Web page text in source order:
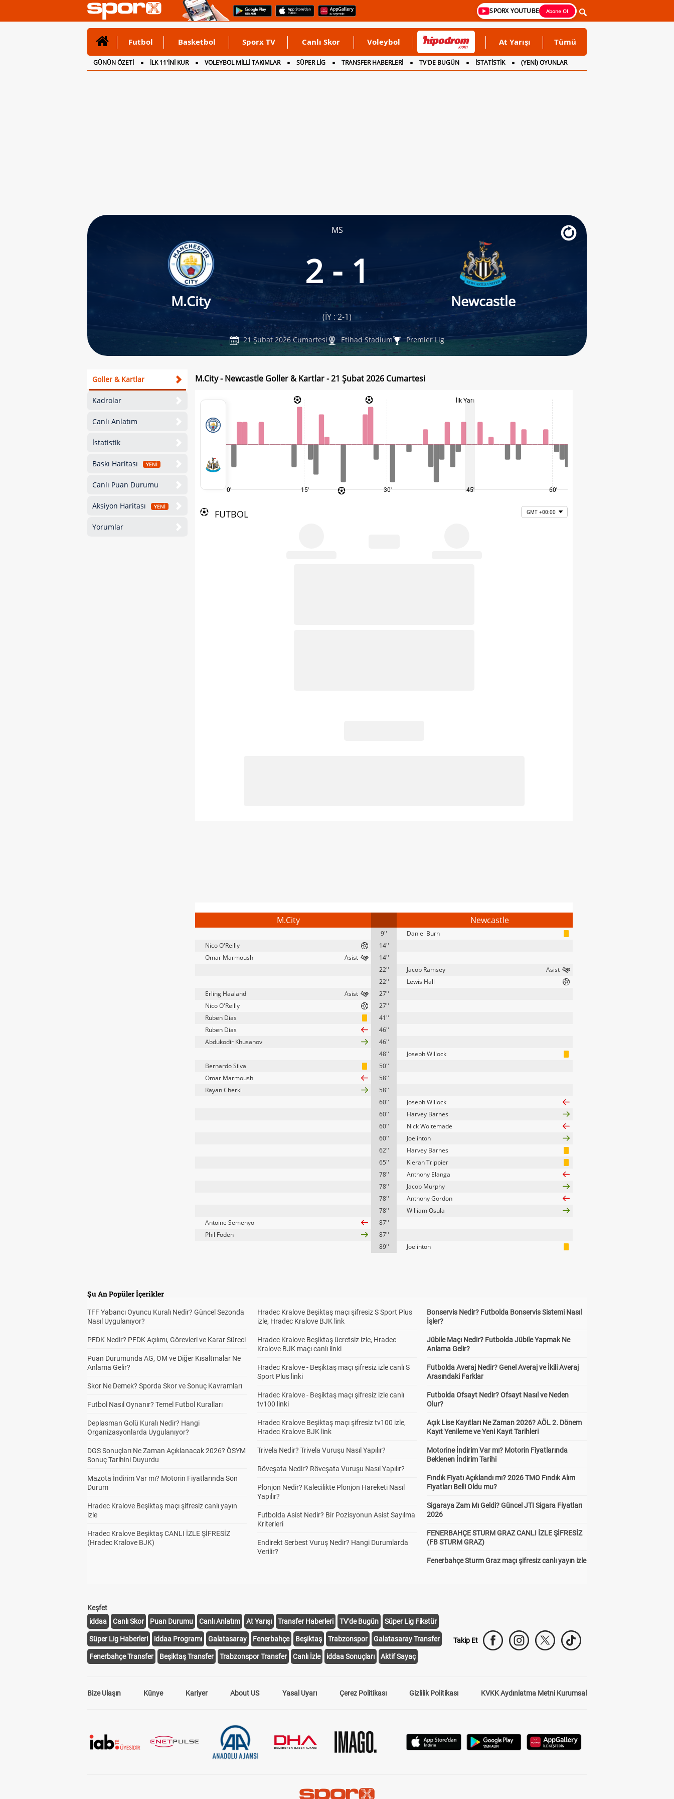
SPORX YOUTUBE Abone Ol
Futbol Basketbol Sporx TV Canlı Skor Voleybol At Yarışı Tümü
GÜNÜN ÖZETİ İLK 11'İNİ KUR VOLEYBOL MİLLİ TAKIMLAR SÜPER LİG TRANSFER HABERLERİ TV'DE BUGÜN İSTATİSTİK
(YENİ) OYUNLAR
CANLI ANLATIM
İNGİLTERE
MS
M.City
2 - 1
Newcastle
(İY : 2-1)
21 Şubat 2026 Cumartesi Etihad Stadium Premier Lig
Goller & Kartlar
Kadrolar
Canlı Anlatım
İstatistik
Baskı Haritası YENİ
Canlı Puan Durumu
Aksiyon Haritası YENİ
Yorumlar
M.City - Newcastle Goller & Kartlar - 21 Şubat 2026 Cumartesi
0' 15' 30'
İlk Yarı
45' 60'
FUTBOL GMT +00:00
M.City Newcastle
9''
Daniel Burn
Nico O'Reilly
14''
Omar Marmoush
14''
22''
Jacob Ramsey
22''
Lewis Hall
Erling Haaland
27''
Nico O'Reilly
27''
Ruben Dias
41''
Ruben Dias
46''
Abdukodir Khusanov
46''
48''
Joseph Willock
Bernardo Silva
50''
Omar Marmoush
58''
Rayan Cherki
58''
60''
Joseph Willock
60''
Harvey Barnes
60''
Nick Woltemade
60''
Joelinton
62''
Harvey Barnes
65''
Kieran Trippier
78''
Anthony Elanga
78''
Jacob Murphy
78''
Anthony Gordon
78''
William Osula
Antoine Semenyo
87''
Phil Foden
87''
89''
Joelinton
Şu An Popüler İçerikler
TFF Yabancı Oyuncu Kuralı Nedir? Güncel Sezonda
Nasıl Uygulanıyor?
PFDK Nedir? PFDK Açılımı, Görevleri ve Karar Süreci
Puan Durumunda AG, OM ve Diğer Kısaltmalar Ne
Anlama Gelir?
Skor Ne Demek? Sporda Skor ve Sonuç Kavramları
Futbol Nasıl Oynanır? Temel Futbol Kuralları
Deplasman Golü Kuralı Nedir? Hangi
Organizasyonlarda Uygulanıyor?
DGS Sonuçları Ne Zaman Açıklanacak 2026? ÖSYM
Sonuç Tarihini Duyurdu
Mazota İndirim Var mı? Motorin Fiyatlarında Son
Durum
Hradec Kralove Beşiktaş maçı şifresiz canlı yayın
izle
Hradec Kralove Beşiktaş CANLI İZLE ŞİFRESİZ
(Hradec Kralove BJK)
Hradec Kralove Beşiktaş maçı şifresiz S Sport Plus
izle, Hradec Kralove BJK link
Hradec Kralove Beşiktaş ücretsiz izle, Hradec
Kralove BJK maçı canlı linki
Hradec Kralove - Beşiktaş maçı şifresiz izle canlı S
Sport Plus linki
Hradec Kralove - Beşiktaş maçı şifresiz izle canlı
tv100 linki
Hradec Kralove Beşiktaş maçı şifresiz tv100 izle,
Hradec Kralove BJK link
Trivela Nedir? Trivela Vuruşu Nasıl Yapılır?
Röveşata Nedir? Röveşata Vuruşu Nasıl Yapılır?
Plonjon Nedir? Kalecilikte Plonjon Hareketi Nasıl
Yapılır?
Futbolda Asist Nedir? Bir Pozisyonun Asist Sayılma
Kriterleri
Endirekt Serbest Vuruş Nedir? Hangi Durumlarda
Verilir?
Bonservis Nedir? Futbolda Bonservis Sistemi Nasıl
İşler?
Jübile Maçı Nedir? Futbolda Jübile Yapmak Ne
Anlama Gelir?
Futbolda Averaj Nedir? Genel Averaj ve İkili Averaj
Arasındaki Farklar
Futbolda Ofsayt Nedir? Ofsayt Nasıl ve Neden
Olur?
Açık Lise Kayıtları Ne Zaman 2026? AÖL 2. Dönem
Kayıt Yenileme ve Yeni Kayıt Tarihleri
Motorine İndirim Var mı? Motorin Fiyatlarında
Beklenen İndirim Tarihi
Fındık Fiyatı Açıklandı mı? 2026 TMO Fındık Alım
Fiyatları Belli Oldu mu?
Sigaraya Zam Mı Geldi? Güncel JTI Sigara Fiyatları
2026
FENERBAHÇE STURM GRAZ CANLI İZLE ŞİFRESİZ
(FB STURM GRAZ)
Fenerbahçe Sturm Graz maçı şifresiz canlı yayın izle
Keşfet
iddaa
Canlı Skor Puan Durumu Canlı Anlatım At Yarışı Transfer Haberleri TV'de Bugün Süper Lig Fikstür
Süper Lig Haberleri iddaa Programı Galatasaray Fenerbahçe Beşiktaş Trabzonspor Galatasaray Transfer
Fenerbahçe Transfer Beşiktaş Transfer Trabzonspor Transfer Canlı İzle iddaa Sonuçları Aktif Sayaç
Takip Et
Bize Ulaşın Künye Kariyer About US Yasal Uyarı Çerez Politikası Gizlilik Politikası KVKK Aydınlatma Metni Kurumsal